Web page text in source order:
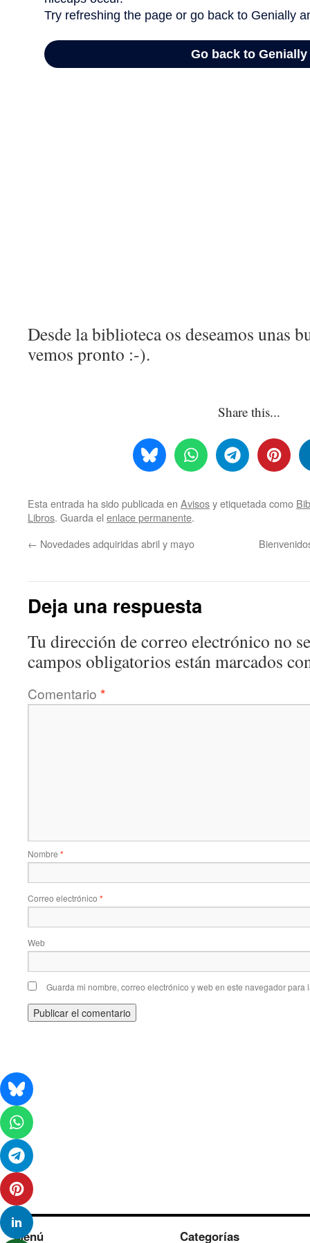
Desde la biblioteca os deseamos unas
vemos pronto :-).
Share this...
Esta entrada ha sido publicada en Avisosy etiquetada como
Libros. Guarda el enlace permanente.
← Novedades adquiridas abril y mayo
Deja una respuesta
Tu dirección de correo electrónico no
campos obligatorios están marcados
Comentario *
Nombre *
Correo electrónico *
Web
Guarda mi nombre, correo electrónico y web en este navegador para
Menú Categorías